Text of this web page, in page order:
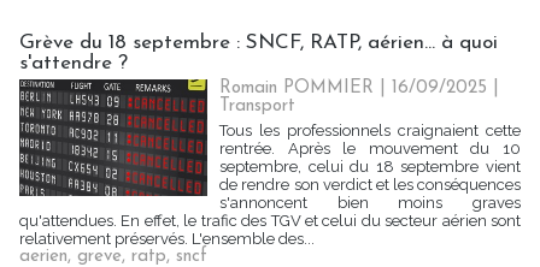
Grève du 18 septembre : SNCF, RATP, aérien... à quoi
s'attendre ?
Romain POMMIER | 16/09/2025
Transport
Tous les professionnels craignaient cette
rentrée. Après le mouvement du 10
septembre, celui du 18 septembre vient
de rendre son verdict et les conséquences
s'annoncent bien moins graves
qu'attendues. En effet, le trafic des TGV et celui du secteur aérien sont
relativement préservés. L'ensemble des...
aerien, greve, ratp, sncf